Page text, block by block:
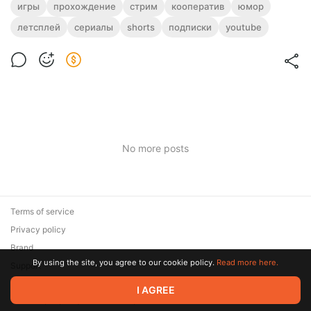
подписчиками. Совместные кооперативные онлайн
движухи прям во время стримов!
Level required:
игры прохождение стрим кооператив
юмор
летсплей
сериалы shorts подписки youtube
No more posts
© 2026 Zaya Solutions Limited. All rights reserved. All trademarks
are the property of their respective owners.
Terms of service
Privacy policy
Brand
SupportBy using the site, you agree to our cookie policy. Read more here.
I AGREE